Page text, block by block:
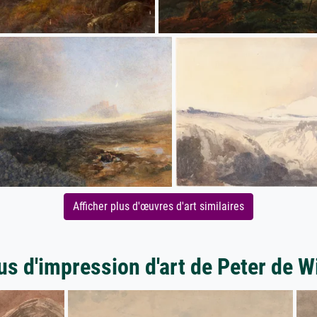
Afficher plus d'œuvres d'art similaires
d'impression d'art de Peter de